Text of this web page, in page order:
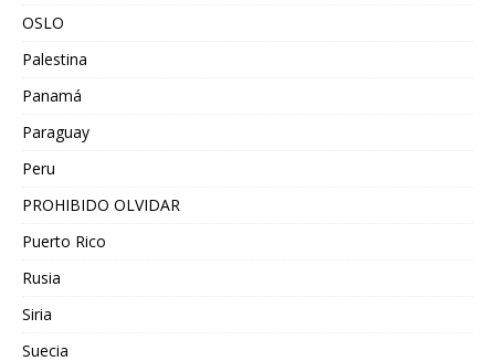
OSLO
Palestina
Panamá
Paraguay
Peru
PROHIBIDO OLVIDAR
Puerto Rico
Rusia
Siria
Suecia